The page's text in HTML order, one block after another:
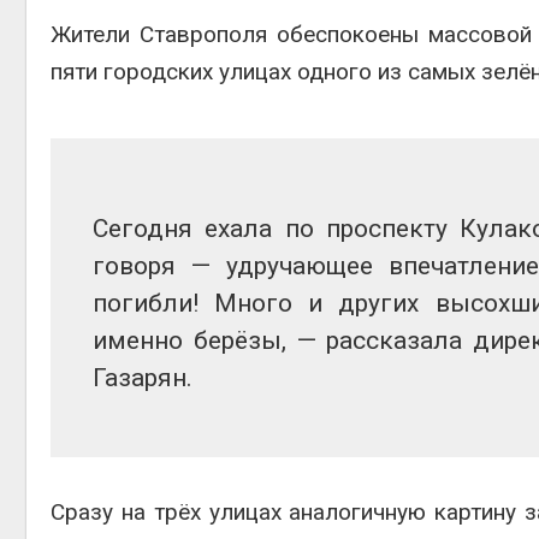
Жители Ставрополя обеспокоены
пяти городских улицах одного из самых
Сегодня ехала по проспекту
говоря — удручающее
погибли! Много и других
именно берёзы, — рассказала
Газарян.
Сразу на трёх улицах аналогичную